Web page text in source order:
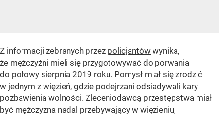
Z informacji zebranych przez policjantów wynika,
że mężczyźni mieli się przygotowywać do porwania
do połowy sierpnia 2019 roku. Pomysł miał się zrodzić
w jednym z więzień, gdzie podejrzani odsiadywali kary
pozbawienia wolności. Zleceniodawcą przestępstwa miał
być mężczyzna nadal przebywający w więzieniu,